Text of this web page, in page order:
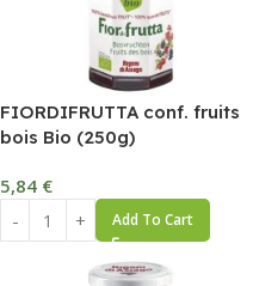
FIORDIFRUTTA conf. fruits
bois Bio (250g)
5,84 €
Add To Cart